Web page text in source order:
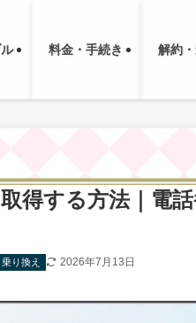
料金・手続き 解約
得する方法｜電
り換え 2026年7月13日